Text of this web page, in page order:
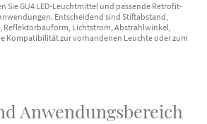
Sie GU4 LED-Leuchtmittel und passende Retrofit-
Entscheidend sind Stiftabstand,
Reflektorbauform, Lichtstrom, Abstrahlwinkel,
Kompatibilität zur vorhandenen Leuchte oder zum
Anwendungsbereich